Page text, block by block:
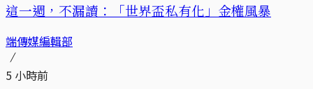
這一週，不漏讀：「世界盃私有化」金權風暴
端傳媒編輯部
5 小時前